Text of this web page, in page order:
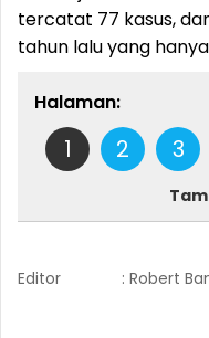
tercatat 77 kasus,
tahun lalu yang
Halaman:
1 2 3
Editor : Robert